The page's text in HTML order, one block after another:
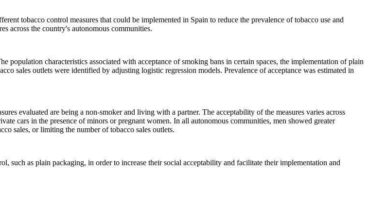
tobacco control measures that could be implemented in Spain to reduce the prevalence of tobacco use and
across the country's autonomous communities.
population characteristics associated with acceptance of smoking bans in certain spaces, the implementation of plain
sales outlets were identified by adjusting logistic regression models. Prevalence of acceptance was estimated in
evaluated are being a non-smoker and living with a partner. The acceptability of the measures varies across
cars in the presence of minors or pregnant women. In all autonomous communities, men showed greater
sales, or limiting the number of tobacco sales outlets.
such as plain packaging, in order to increase their social acceptability and facilitate their implementation and